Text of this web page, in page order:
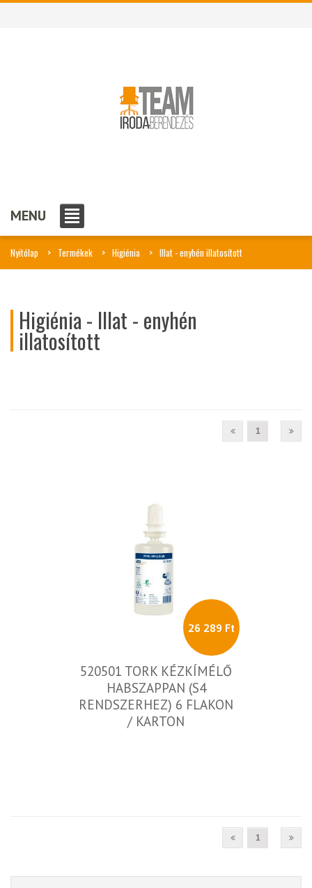
MENU
Nyitólap Termékek Higiénia Illat - enyhén illatosított
Higiénia - Illat - enyhén
illatosított
1
26 289 Ft
520501 TORK KÉZKÍMÉLŐ
HABSZAPPAN (S4
RENDSZERHEZ) 6 FLAKON
/ KARTON
1